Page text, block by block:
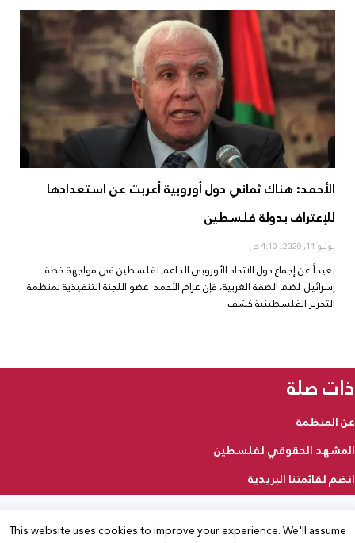
الأحمد: هناك ثماني دول أوروبية أعربت عن استعدادها
للإعتراف بدولة فلسطين
يونيو 11, 2020
بعيداً عن إجماع دول الاتحاد الأوروبي الداعم لفلسطين في مواجهة خطة
إسرائيل لضم الضفة الغربية، فإن عزام الأحمد عضو اللجنة التنفيذية لمنظمة
التحرير الفلسطينية كشف
ذات صلة
عن المنظمة
المشهد الحقوقي لفلسطين
انضم لقائمتنا البريدية
This website uses cookies to improve your experience. We'll assume